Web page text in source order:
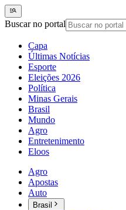
Buscar no portal
Capa
Últimas Notícias
Esporte
Eleições 2026
Política
Minas Gerais
Brasil
Mundo
Agro
Entretenimento
Eloos
Agro
Apostas
Auto
Brasil